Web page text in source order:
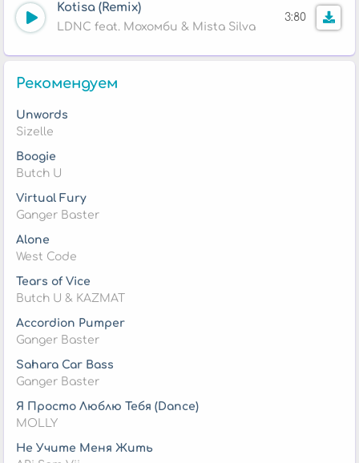
Kotisa (Remix)
LDNC feat. Мохомби & Mista Silva
3:80
Рекомендуем
Unwords
Sizelle
Boogie
Butch U
Virtual Fury
Ganger Baster
Alone
West Code
Tears of Vice
Butch U & KAZMAT
Accordion Pumper
Ganger Baster
Sahara Car Bass
Ganger Baster
Я Просто Люблю Тебя (Dance)
MOLLY
Не Учите Меня Жить